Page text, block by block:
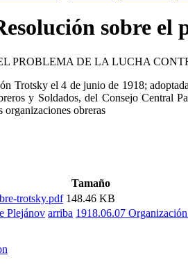
sobre
PROBLEMA DE LA LUCHA
Trotsky el 4 de junio de 1918;
y Soldados, del Consejo Central
organizaciones obreras
Tamaño
trotsky.pdf 148.46 KB
Plejánov arriba 1918.06.07